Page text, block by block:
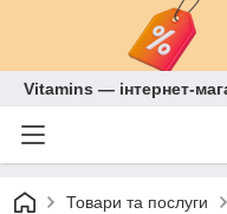
Vitamins — інтернет-
Товари та послуги